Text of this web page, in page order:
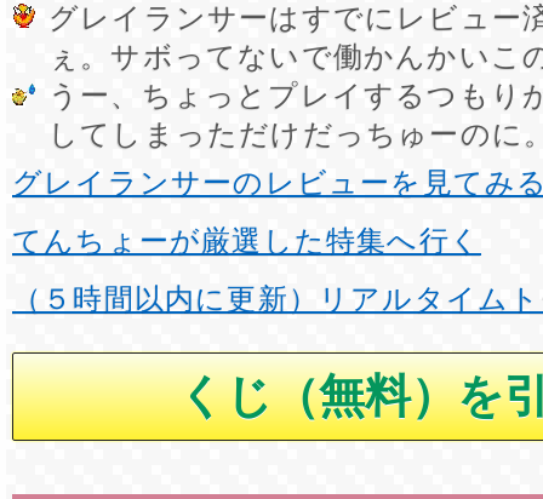
グレイランサーはすでにレビュー
ぇ。サボってないで働かんかいこ
うー、ちょっとプレイするつもり
してしまっただけだっちゅーのに
グレイランサーのレビューを見てみ
てんちょーが厳選した特集へ行く
（５時間以内に更新）リアルタイム